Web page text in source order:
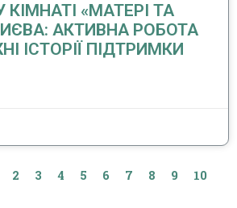
КІМНАТІ «МАТЕРІ ТА
АКТИВНА РОБОТА
ІСТОРІЇ ПІДТРИМКИ
2 3 4 5 6 7 8 9 10